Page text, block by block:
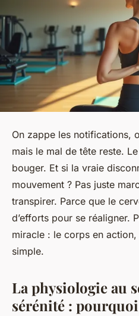
On zappe les notifications,
mais le mal de tête reste.
bouger. Et si la vraie
mouvement ? Pas juste
transpirer. Parce que le
d’efforts pour se réaligner.
miracle : le corps en action,
simple.
La physiologie au
sérénité :